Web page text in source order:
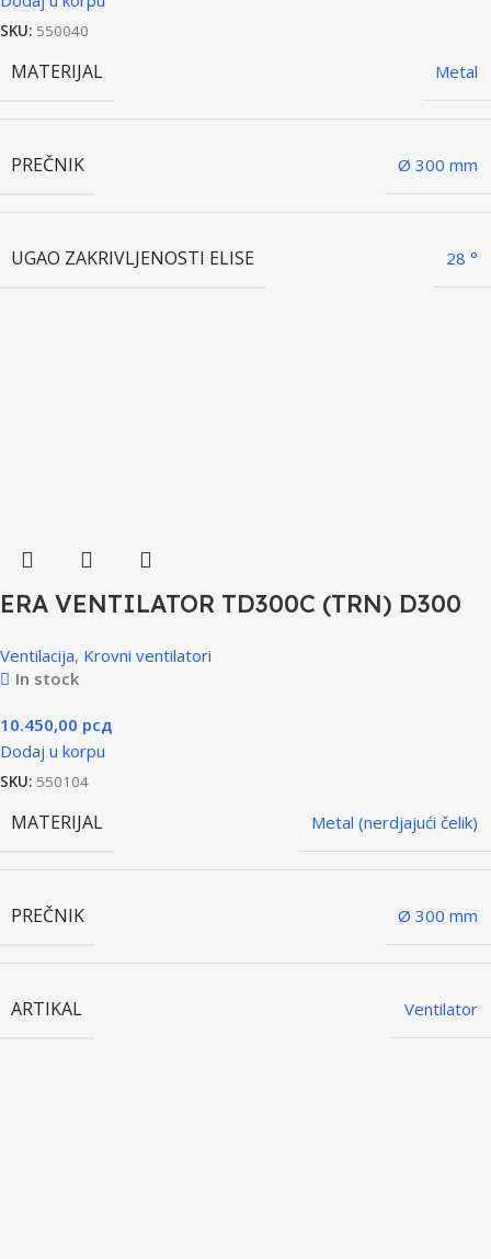
SKU: 550040
MATERIJAL Metal
PREČNIK Ø 300 mm
UGAO ZAKRIVLJENOSTI ELISE 28 °
ERA VENTILATOR TD300C (TRN) D300
Ventilacija, Krovni ventilatori
In stock
10.450,00 рсд
Dodaj u korpu
SKU: 550104
MATERIJAL Metal (nerdjajući čelik)
PREČNIK Ø 300 mm
ARTIKAL Ventilator